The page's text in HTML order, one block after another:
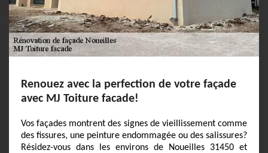
Renouez avec la perfection de votre façade
avec MJ Toiture facade!
Vos façades montrent des signes de vieillissement comme
des fissures, une peinture endommagée ou des salissures?
Résidez-vous dans les environs de Noueilles 31450 et